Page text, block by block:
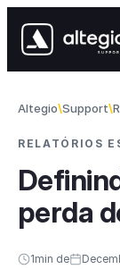
Altegio Support
RELATÓRIOS
perda
1min de